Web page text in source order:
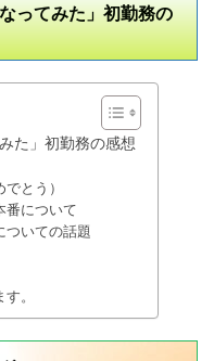
ってみた」初勤務の
た」初勤務の感想
とう）
番について
ついての話題
。